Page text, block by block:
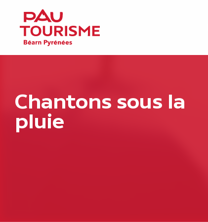
contenu
principal
Chantons sous la
pluie